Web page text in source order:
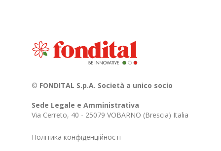
© FONDITAL S.p.A. Società a unico socio
Sede Legale e Amministrativa
Via Cerreto, 40 - 25079 VOBARNO (Brescia) Italia
Політика конфіденційності